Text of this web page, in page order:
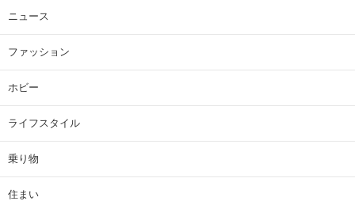
ニュース
ファッション
ホビー
ライフスタイル
乗り物
住まい